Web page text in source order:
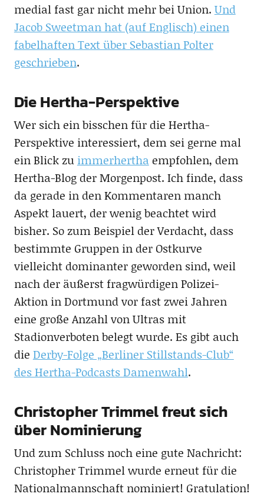
medial fast gar nicht mehr bei Union. Und
Jacob Sweetman hat (auf Englisch) einen
fabelhaften Text über Sebastian Polter
geschrieben.
Die Hertha-Perspektive
Wer sich ein bisschen für die Hertha-
Perspektive interessiert, dem sei gerne mal
ein Blick zu immerherthaempfohlen, dem
Hertha-Blog der Morgenpost. Ich finde, dass
da gerade in den Kommentaren manch
Aspekt lauert, der wenig beachtet wird
bisher. So zum Beispiel der Verdacht, dass
bestimmte Gruppen in der Ostkurve
vielleicht dominanter geworden sind, weil
nach der äußerst fragwürdigen Polizei-
Aktion in Dortmund vor fast zwei Jahren
eine große Anzahl von Ultras mit
Stadionverboten belegt wurde. Es gibt auch
die Derby-Folge „Berliner Stillstands-Club“
des Hertha-Podcasts Damenwahl.
Christopher Trimmel freut sich
über Nominierung
Und zum Schluss noch eine gute Nachricht:
Christopher Trimmel wurde erneut für die
Nationalmannschaft nominiert! Gratulation!